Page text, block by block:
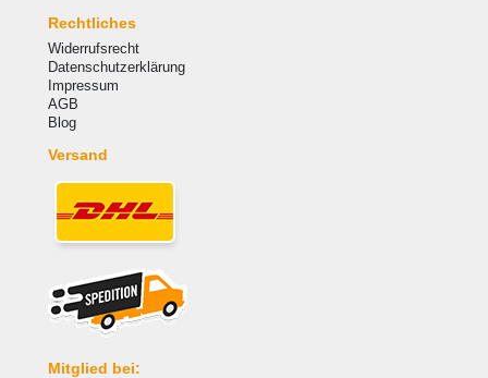
Rechtliches
Widerrufsrecht
Datenschutzerklärung
Impressum
AGB
Blog
Versand
Mitglied bei: